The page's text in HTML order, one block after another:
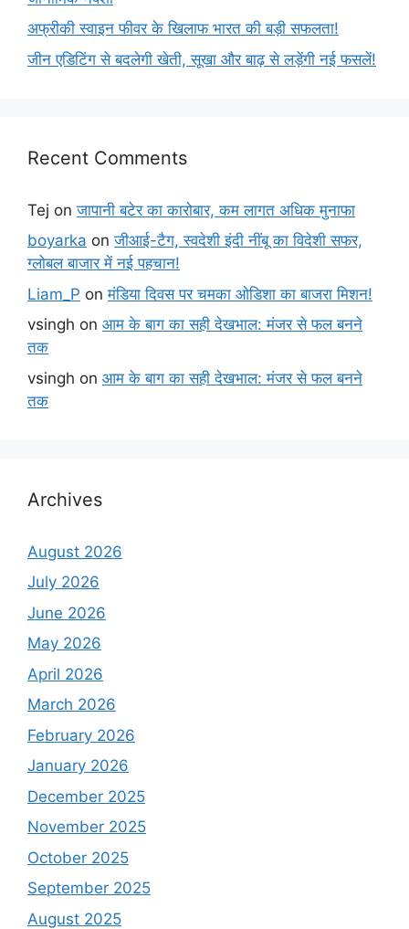
अफ्रीकी स्वाइन फीवर के खिलाफ भारत की बड़ी सफलता!
जीन एडिटिंग से बदलेगी खेती, सूखा और बाढ़ से लड़ेंगी नई फसलें!
Recent Comments
Tej onजापानी बटेर का कारोबार, कम लागत अधिक मुनाफा
boyarka onजीआई-टैग, स्वदेशी इंदी नींबू का विदेशी सफर,
ग्लोबल बाजार में नई पहचान!
Liam_P onमंडिया दिवस पर चमका ओडिशा का बाजरा मिशन!
vsingh on आम के बाग का सही देखभाल: मंजर से फल बनने
तक
vsingh on आम के बाग का सही देखभाल: मंजर से फल बनने
तक
Archives
August 2026
July 2026
June 2026
May 2026
April 2026
March 2026
February 2026
January 2026
December 2025
November 2025
October 2025
September 2025
August 2025